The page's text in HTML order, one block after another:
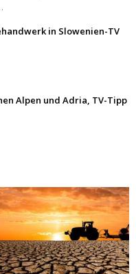
in Slowenien-TV
Alpen und Adria, TV-Tipp